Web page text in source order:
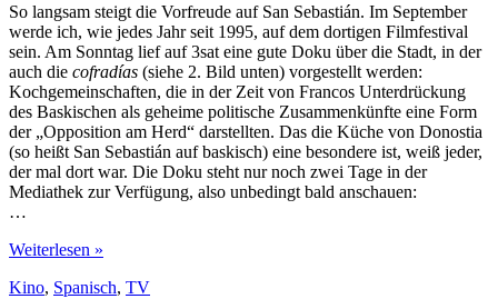
So langsam steigt die Vorfreude auf San Sebastián. Im September
werde ich, wie jedes Jahr seit 1995, auf dem dortigen Filmfestival
sein. Am Sonntag lief auf 3sat eine gute Doku über die Stadt, in der
auch die cofradías (siehe 2. Bild unten) vorgestellt werden:
Kochgemeinschaften, die in der Zeit von Francos Unterdrückung
des Baskischen als geheime politische Zusammenkünfte eine Form
der „Opposition am Herd“ darstellten. Das die Küche von Donostia
(so heißt San Sebastián auf baskisch) eine besondere ist, weiß jeder,
der mal dort war. Die Doku steht nur noch zwei Tage in der
Mediathek zur Verfügung, also unbedingt bald anschauen:
…
San
ich
Weiterlesen »
Kino, Spanisch, TV